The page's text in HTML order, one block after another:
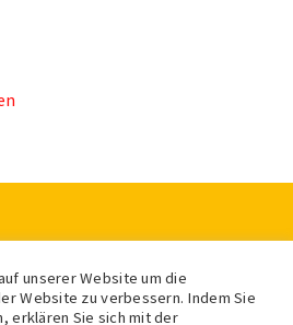
Burgenland
unserer Website um die
Website zu verbessern. Indem Sie
erklären Sie sich mit der